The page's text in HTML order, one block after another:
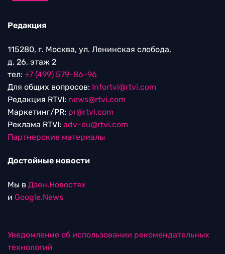
Редакция
115280, г. Москва, ул. Ленинская слобода,
д. 26, этаж 2
тел: +7 (499) 579-86-96
Для общих вопросов: Infortvi@rtvi.com
Редакция RTVI: news@rtvi.com
Маркетинг/PR: pr@rtvi.com
Реклама RTVI: adv-eu@rtvi.com
Партнерские материалы
Достойные новости
Мы в Дзен.Новостях
и Google.News
Уведомление об использовании рекомендательных
технологий